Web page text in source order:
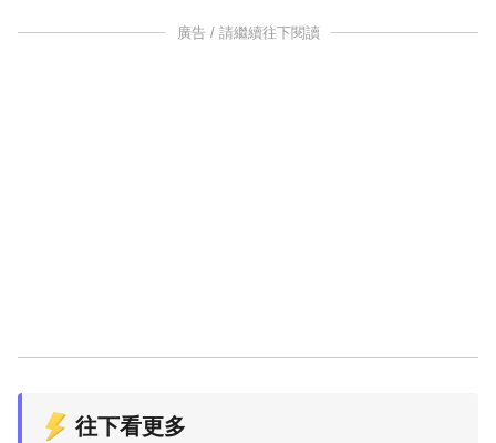
廣告 / 請繼續往下閱讀
往下看更多